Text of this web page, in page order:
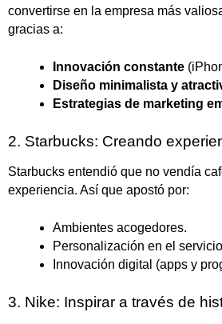
convertirse en la empresa más
gracias a:
Innovación constante
Diseño minimalista y
Estrategias de marketing
2. Starbucks: Creando
Starbucks entendió que no vendía
experiencia. Así que apostó por:
Ambientes acogedores.
Personalización en el
Innovación digital (apps y
3. Nike: Inspirar a través de